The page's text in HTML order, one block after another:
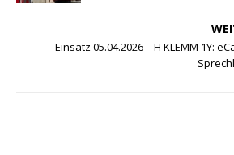
Einsatz 05.04.2026 – H KLEMM 1Y: